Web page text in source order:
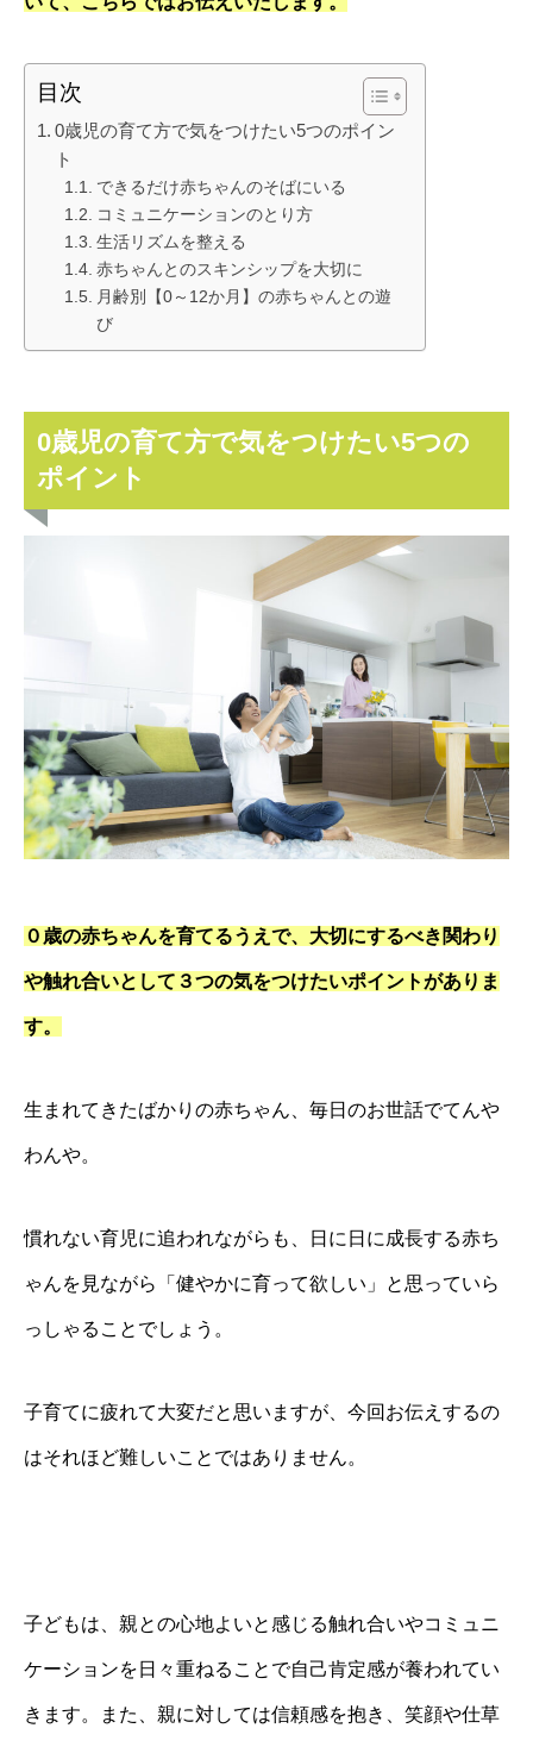
目次
0歳児の育て方で気をつけたい5つのポイン
ト
できるだけ赤ちゃんのそばにいる
コミュニケーションのとり方
生活リズムを整える
赤ちゃんとのスキンシップを大切に
月齢別【0～12か月】の赤ちゃんとの遊
び
0歳児の育て方で気をつけたい5つの
ポイント
０歳の赤ちゃんを育てるうえで、大切にするべき関わり
や触れ合いとして３つの気をつけたいポイントがありま
す。
生まれてきたばかりの赤ちゃん、毎日のお世話でてんや
わんや。
慣れない育児に追われながらも、日に日に成長する赤ち
ゃんを見ながら「健やかに育って欲しい」と思っていら
っしゃることでしょう。
子育てに疲れて大変だと思いますが、今回お伝えするの
はそれほど難しいことではありません。
子どもは、親との心地よいと感じる触れ合いやコミュニ
ケーションを日々重ねることで自己肯定感が養われてい
きます。また、親に対しては信頼感を抱き、笑顔や仕草